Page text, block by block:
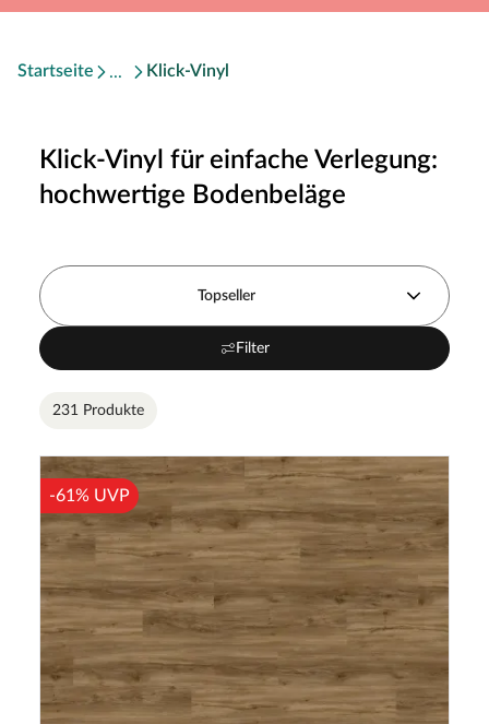
Startseite Klick-Vinyl
Klick-Vinyl für einfache Verlegung:
hochwertige Bodenbeläge
Topseller
Filter
231 Produkte
-61% UVP